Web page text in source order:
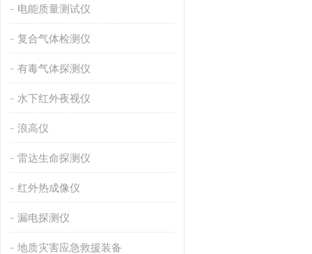
电能质量测试仪
复合气体检测仪
有毒气体探测仪
水下红外夜视仪
浪高仪
雷达生命探测仪
红外热成像仪
漏电探测仪
地质灾害应急救援装备